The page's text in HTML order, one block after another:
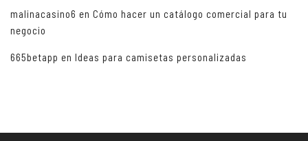
malinacasino6 en Cómo hacer un catálogo comercial para tu
negocio
665betapp en Ideas para camisetas personalizadas